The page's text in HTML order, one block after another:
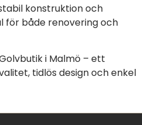
konstruktion och
för både renovering och
i Malmö – ett
tidlös design och enkel